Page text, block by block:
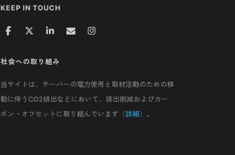
KEEP IN TOUCH
社会への取り組み
当サイトは、サーバーの電力使用と取材活動のための移
動に伴うCO2排出などにおいて、排出削減およびカー
ボン・オフセットに取り組んでいます（詳細）。